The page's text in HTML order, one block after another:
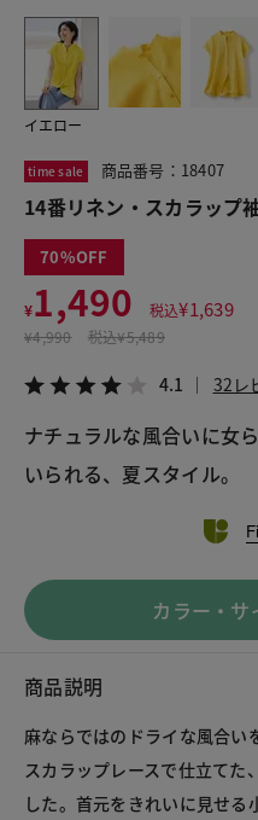
イエロー
time sale 商品番号：18407
14番リネン・スカラップ
70
¥1,490 税込¥1,639
¥4,990 税込¥5,489
4.1 32レ
ナチュラルな風合いに女
いられる、夏スタイル。
カラー・サ
商品説明
麻ならではのドライな風合い
スカラップレースで仕立てた
した。首元をきれいに見せる
この商品をシェアする
¥1,490 税込¥1,639
LINE